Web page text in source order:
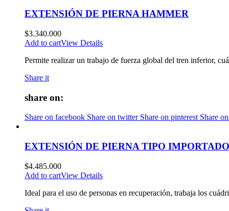
EXTENSIÓN DE PIERNA HAMMER
$3.340.000
Add to cartView Details
Permite realizar un trabajo de fuerza global del tren inferior,
Share it
share on:
Share on facebook Share on twitter Share on pinterest Share
EXTENSIÓN DE PIERNA TIPO IMPORTADO
$4.485.000
Add to cartView Details
Ideal para el uso de personas en recuperación, trabaja los